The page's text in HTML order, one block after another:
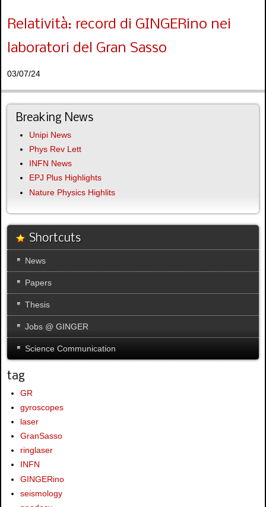
Relatività: record di GINGERino nei
laboratori del Gran Sasso
03/07/24
Breaking News
Unipi News
Phys Rev Lett
INFN News
EPJ Plus Highlights
Nature Physics Highlits
Shortcuts
News
Papers
Thesis
Jobs @ GINGER
Science Communication
tag
GR
gyroscopes
laser
GranSasso
ringlaser
INFN
GINGERino
seismology